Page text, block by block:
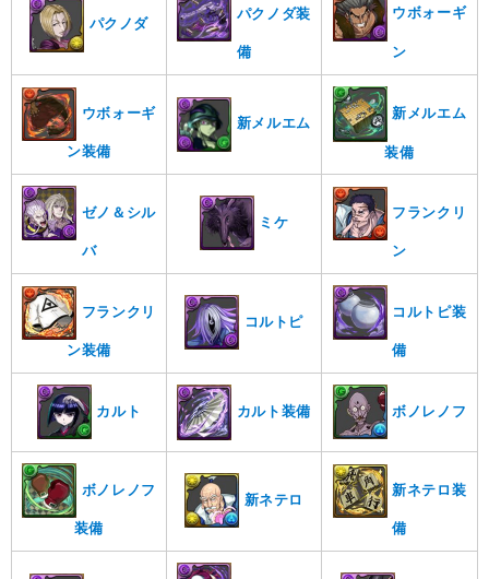
パクノダ
パクノダ装
備
ウボォーギ
ン
ウボォーギ
ン装備
新メルエム
新メルエム
装備
ゼノ＆シル
バ
ミケ
フランクリ
ン
フランクリ
ン装備
コルトピ
コルトピ装
備
カルト カルト装備 ボノレノフ
ボノレノフ
装備
新ネテロ
新ネテロ装
備